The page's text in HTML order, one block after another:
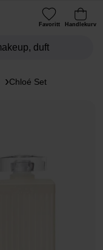
Favoritt Handlekurv
Chloé Set